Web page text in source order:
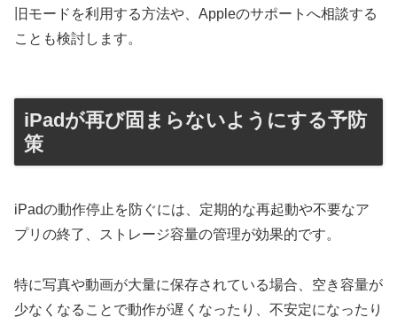
旧モードを利用する方法や、Appleのサポートへ相談する
ことも検討します。
iPadが再び固まらないようにする予防
策
iPadの動作停止を防ぐには、定期的な再起動や不要なア
プリの終了、ストレージ容量の管理が効果的です。
特に写真や動画が大量に保存されている場合、空き容量が
少なくなることで動作が遅くなったり、不安定になったり